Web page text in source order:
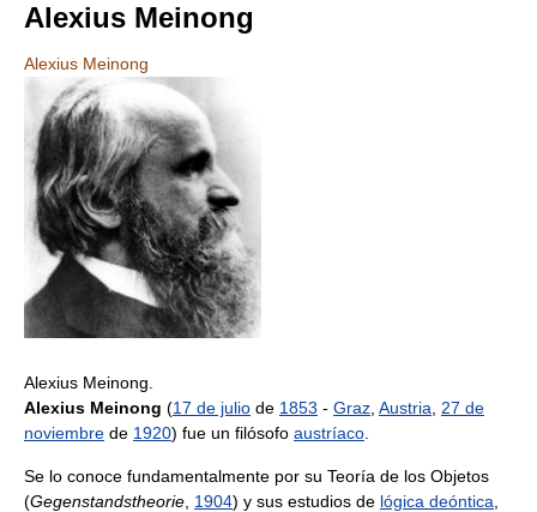
Alexius Meinong
Alexius Meinong
Alexius Meinong.
Alexius Meinong (17 de julio de 1853 - Graz Austria
27 de
noviembre de 1920) fue un filósofo austríaco
Se lo conoce fundamentalmente por su Teoría de los Objetos
(Gegenstandstheorie 1904) y sus estudios de lógica deóntica